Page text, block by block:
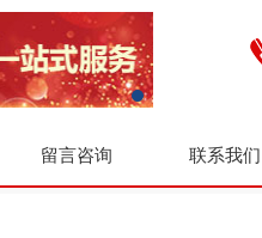
留言咨询 联系我们